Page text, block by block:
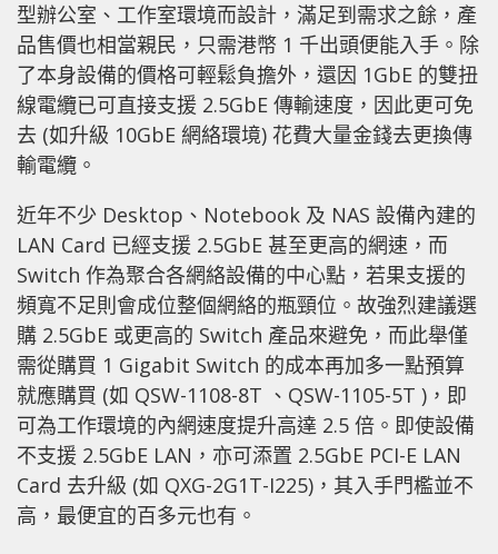
型辦公室、工作室環境而設計，滿足到需求之餘，產
品售價也相當親民，只需港幣 1 千出頭便能入手。除
了本身設備的價格可輕鬆負擔外，還因 1GbE 的雙扭
線電纜已可直接支援 2.5GbE 傳輸速度，因此更可免
去 (如升級 10GbE 網絡環境) 花費大量金錢去更換傳
輸電纜。
近年不少 Desktop、Notebook 及 NAS 設備內建的
LAN Card 已經支援 2.5GbE 甚至更高的網速，而
Switch 作為聚合各網絡設備的中心點，若果支援的
頻寬不足則會成位整個網絡的瓶頸位。故強烈建議選
購 2.5GbE 或更高的 Switch 產品來避免，而此舉僅
需從購買 1 Gigabit Switch 的成本再加多一點預算
就應購買 (如 QSW-1108-8T 、QSW-1105-5T )，即
可為工作環境的內網速度提升高達 2.5 倍。即使設備
不支援 2.5GbE LAN，亦可添置 2.5GbE PCI-E LAN
Card 去升級 (如 QXG-2G1T-I225)，其入手門檻並不
高，最便宜的百多元也有。